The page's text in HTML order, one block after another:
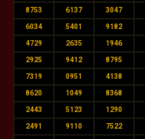
8753 6137 3047
6034 5401 9182
4729 2635 1946
2925 9412 8795
7319 0951 4138
8620 1049 8368
2443 5123 1290
2491 9110 7522